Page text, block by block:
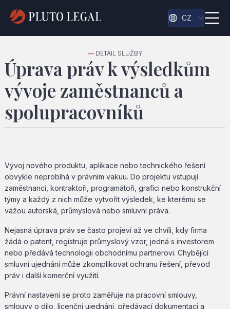
CZ
— DETAIL SLUŽBY
Úprava práv k výsledkům
vývoje zaměstnanců a
spolupracovníků
Vývoj nového produktu, aplikace nebo technického řešení
obvykle neprobíhá v právním vakuu. Do projektu vstupují
zaměstnanci, kontraktoři, programátoři, grafici nebo konstrukční
týmy a každý z nich může vytvořit výsledek, ke kterému se
vážou autorská, průmyslová nebo smluvní práva.
Nejasná úprava práv se často projeví až ve chvíli, kdy firma
žádá o patent, registruje průmyslový vzor, jedná s investorem
nebo předává technologii obchodnímu partnerovi. Chybějící
smluvní ujednání může zkomplikovat ochranu řešení, převod
práv i další komerční využití.
Právní nastavení se proto zaměřuje na pracovní smlouvy,
smlouvy o dílo, licenční ujednání, předávací dokumentaci a